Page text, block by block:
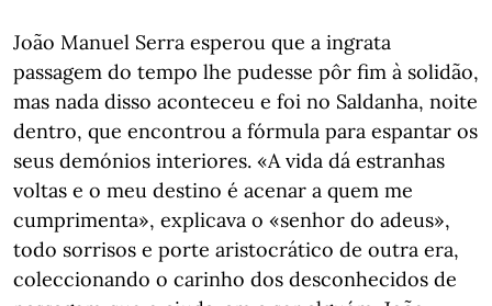
João Manuel Serra esperou que a ingrata
passagem do tempo lhe pudesse pôr fim à solidão,
mas nada disso aconteceu e foi no Saldanha, noite
dentro, que encontrou a fórmula para espantar os
seus demónios interiores. «A vida dá estranhas
voltas e o meu destino é acenar a quem me
cumprimenta», explicava o «senhor do adeus»,
todo sorrisos e porte aristocrático de outra era,
coleccionando o carinho dos desconhecidos de